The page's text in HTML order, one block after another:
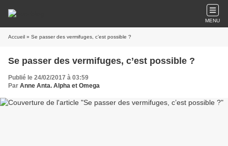
MENU
Accueil » Se passer des vermifuges, c’est possible ?
Se passer des vermifuges, c’est possible ?
Publié le 24/02/2017 à 03:59
Par Anne Anta. Alpha et Omega